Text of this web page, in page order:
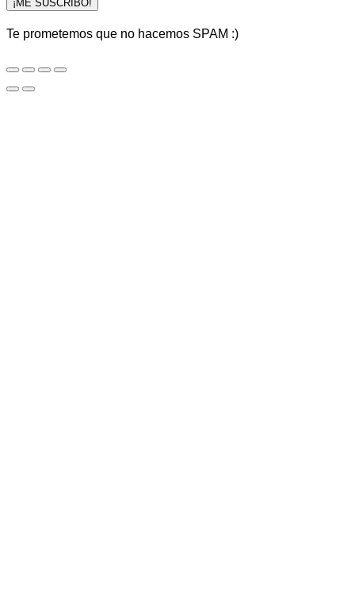
¡ME SUSCRIBO!
Te prometemos que no hacemos SPAM :)